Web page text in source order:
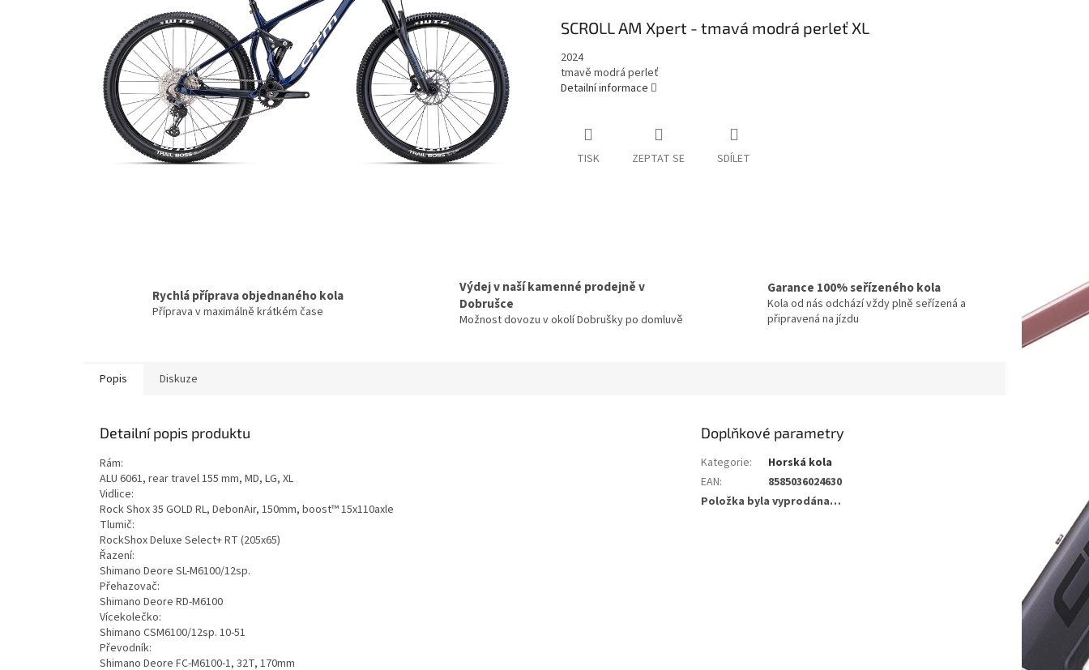
SCROLL AM Xpert - tmavá modrá perleť XL
2024
tmavě modrá perleť
Detailní informace
TISK ZEPTAT SE SDÍLET
Rychlá příprava objednaného kola
Příprava v maximálně krátkém čase
Výdej v naší kamenné prodejně v
Dobrušce
Možnost dovozu v okolí Dobrušky po domluvě
Garance 100% seřízeného kola
Kola od nás odchází vždy plně seřízená a
připravená na jízdu
Popis Diskuze
Detailní popis produktu
Rám:
ALU 6061, rear travel 155 mm, MD, LG, XL
Vidlice:
Rock Shox 35 GOLD RL, DebonAir, 150mm, boost™ 15x110axle
Tlumič:
RockShox Deluxe Select+ RT (205x65)
Řazení:
Shimano Deore SL-M6100/12sp.
Přehazovač:
Shimano Deore RD-M6100
Vícekolečko:
Shimano CSM6100/12sp. 10-51
Převodník:
Shimano Deore FC-M6100-1, 32T, 170mm
Doplňkové parametry
Kategorie:
Horská kola
EAN:
8585036024630
Položka byla vyprodána…